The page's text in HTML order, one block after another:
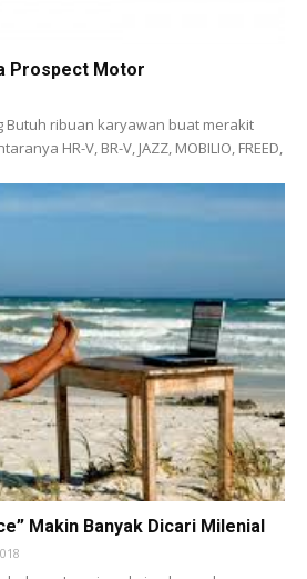
Prospect Motor
Butuh ribuan karyawan buat merakit
HR-V, BR-V, JAZZ, MOBILIO, FREED,
Makin Banyak Dicari Milenial